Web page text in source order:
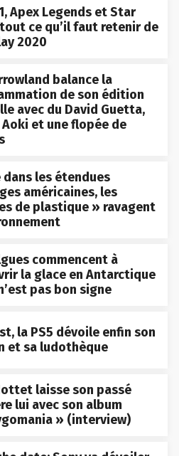
Apex Legends et Star
ce qu’il faut retenir de
2020
balance la
de son édition
avec du David Guetta,
et une flopée de
dans les étendues
américaines, les
de plastique » ravagent
commencent à
la glace en Antarctique
pas bon signe
la PS5 dévoile enfin son
et sa ludothèque
laisse son passé
lui avec son album
» (interview)